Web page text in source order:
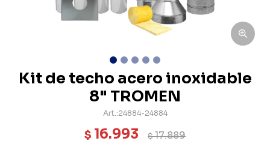
Kit de techo acero inoxidable
8" TROMEN
24884-24884
$ 16.993 $17.889